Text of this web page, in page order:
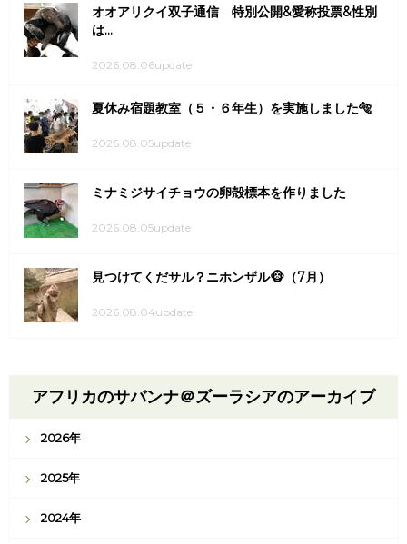
オオアリクイ双子通信 特別公開&愛称投票&性別
は...
2026.08.06update
夏休み宿題教室（５・６年生）を実施しました🐅
2026.08.05update
ミナミジサイチョウの卵殻標本を作りました
2026.08.05update
見つけてくだサル？ニホンザル🐵（7月）
2026.08.04update
アフリカのサバンナ＠ズーラシアのアーカイブ
2026年
2025年
2024年